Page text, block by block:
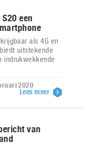
een
als 4G en
uitstekende
indrukwekkende
2020
Lees meer
van